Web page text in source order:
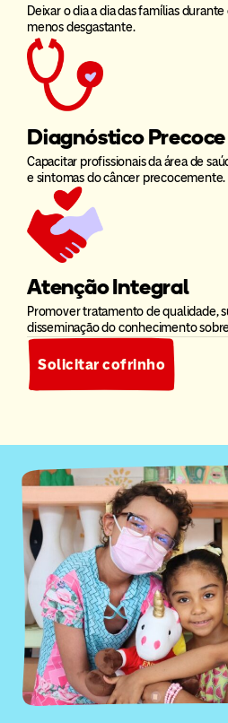
Deixar o dia a dia das famílias
menos desgastante.
Diagnóstico Precoce
Capacitar profissionais da área de
e sintomas do câncer precocemente.
Atenção Integral
Promover tratamento de qualidade,
disseminação do conhecimento
Solicitar cofrinho